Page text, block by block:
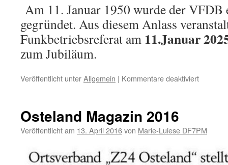
Am 11. Januar 1950 wurde der VFDB
gegründet. Aus diesem Anlass
Funkbetriebsreferat am 11.Januar
zum Jubiläum.
Veröffentlicht unterAllgemein | Kommentare deaktiviertfür
jährigen
VFDB
Osteland Magazin 2016
Veröffentlicht am 13. April 2016von Marie-Luiese DF7PM